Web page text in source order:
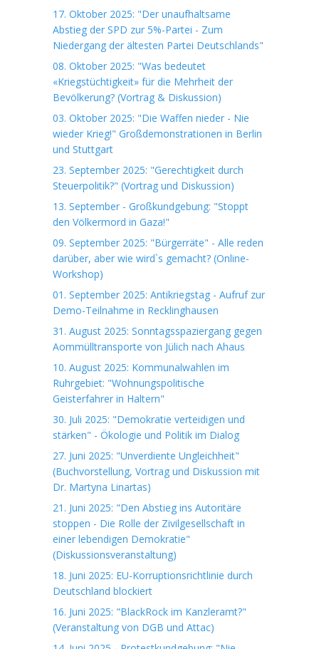
17. Oktober 2025: "Der unaufhaltsame
Abstieg der SPD zur 5%-Partei - Zum
Niedergang der ältesten Partei Deutschlands"
08. Oktober 2025: "Was bedeutet
«Kriegstüchtigkeit» für die Mehrheit der
Bevölkerung? (Vortrag & Diskussion)
03. Oktober 2025: "Die Waffen nieder - Nie
wieder Krieg!" Großdemonstrationen in Berlin
und Stuttgart
23. September 2025: "Gerechtigkeit durch
Steuerpolitik?" (Vortrag und Diskussion)
13. September - Großkundgebung: "Stoppt
den Völkermord in Gaza!"
09. September 2025: "Bürgerräte" - Alle reden
darüber, aber wie wird`s gemacht? (Online-
Workshop)
01. September 2025: Antikriegstag - Aufruf zur
Demo-Teilnahme in Recklinghausen
31. August 2025: Sonntagsspaziergang gegen
Aommülltransporte von Jülich nach Ahaus
10. August 2025: Kommunalwahlen im
Ruhrgebiet: "Wohnungspolitische
Geisterfahrer in Haltern"
30. Juli 2025: "Demokratie verteidigen und
stärken" - Ökologie und Politik im Dialog
27. Juni 2025: "Unverdiente Ungleichheit"
(Buchvorstellung, Vortrag und Diskussion mit
Dr. Martyna Linartas)
21. Juni 2025: "Den Abstieg ins Autoritäre
stoppen - Die Rolle der Zivilgesellschaft in
einer lebendigen Demokratie"
(Diskussionsveranstaltung)
18. Juni 2025: EU-Korruptionsrichtlinie durch
Deutschland blockiert
16. Juni 2025: "BlackRock im Kanzleramt?"
(Veranstaltung von DGB und Attac)